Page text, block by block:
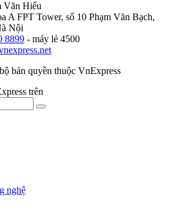
Văn Hiếu
A FPT Tower, số 10 Phạm Văn Bạch,
Nội
8899 - máy lẻ 4500
bản quyền thuộc VnExpress
trên
nghệ